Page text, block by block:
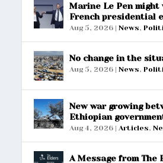
Marine Le Pen
French presidential
Aug 5, 2026 |News,
No change in the
Aug 5, 2026 |News,
New war growing
Ethiopian
Aug 4, 2026 | Articles,
A Message from The